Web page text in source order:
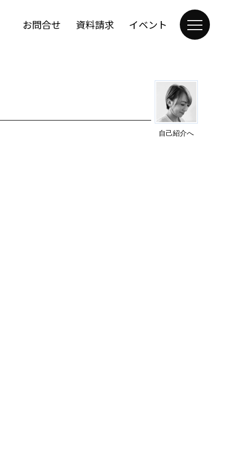
お問合せ 資料請求 イベント
自己紹介へ